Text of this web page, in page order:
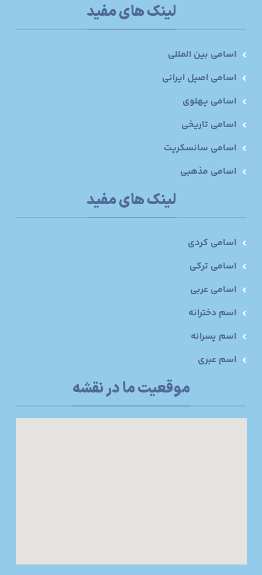
لینک های مفید
اسامی بین المللی
اسامی اصیل ایرانی
اسامی پهلوی
اسامی تاریخی
اسامی سانسکریت
اسامی مذهبی
لینک های مفید
اسامی کردی
اسامی ترکی
اسامی عربی
اسم دخترانه
اسم پسرانه
اسم عبری
موقعیت ما در نقشه